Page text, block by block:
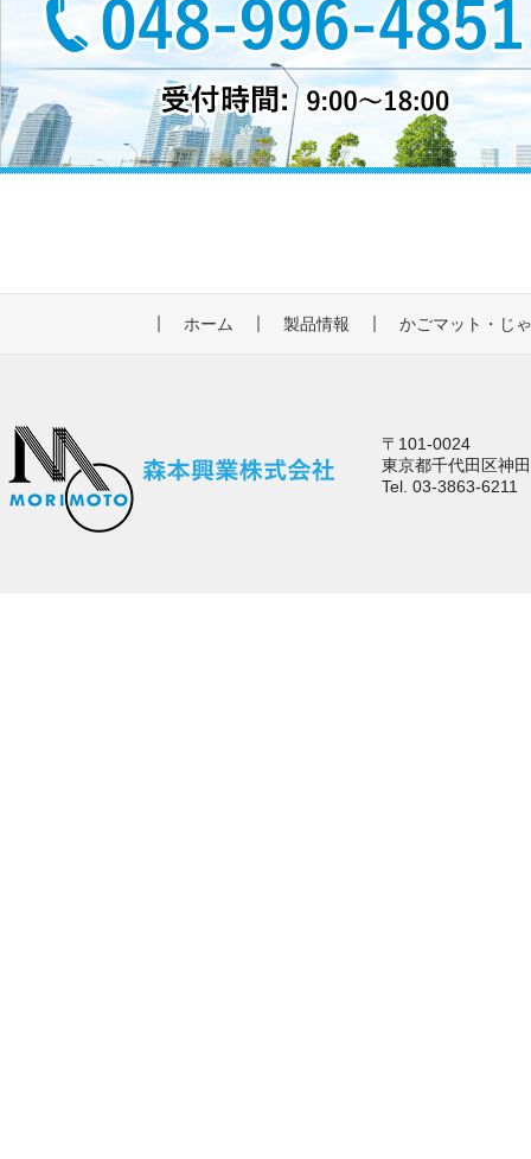
ホーム 製品情報 かごマット・じ
〒101-0024
東京都千代田区神
Tel. 03-3863-6211